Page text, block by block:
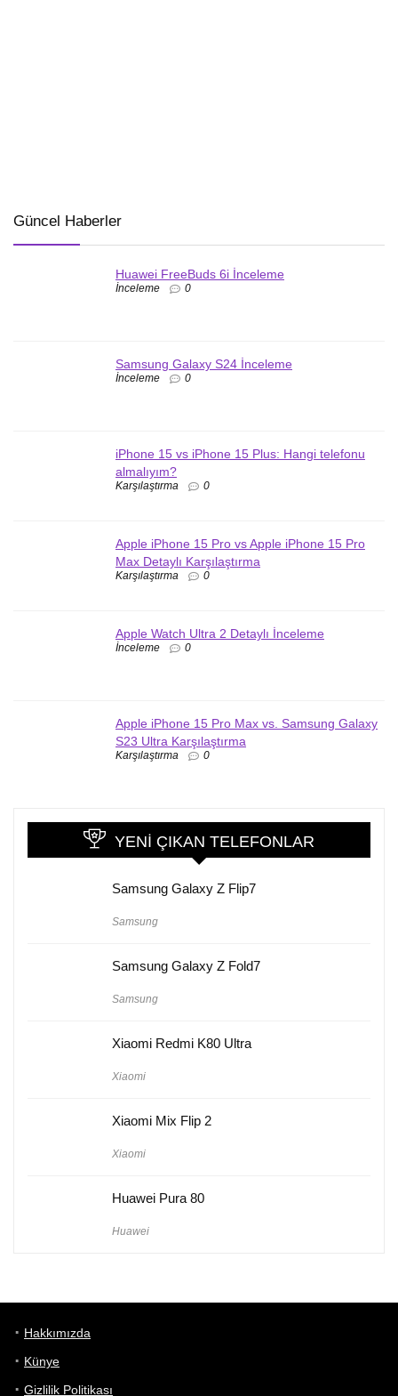
Güncel Haberler
Huawei FreeBuds 6i İnceleme
İnceleme 0
Samsung Galaxy S24 İnceleme
İnceleme 0
iPhone 15 vs iPhone 15 Plus: Hangi telefonu
almalıyım?
Karşılaştırma 0
Apple iPhone 15 Pro vs Apple iPhone 15 Pro
Max Detaylı Karşılaştırma
Karşılaştırma 0
Apple Watch Ultra 2 Detaylı İnceleme
İnceleme 0
Apple iPhone 15 Pro Max vs. Samsung Galaxy
S23 Ultra Karşılaştırma
Karşılaştırma 0
YENI ÇIKAN TELEFONLAR
Samsung Galaxy Z Flip7
Samsung
Samsung Galaxy Z Fold7
Samsung
Xiaomi Redmi K80 Ultra
Xiaomi
Xiaomi Mix Flip 2
Xiaomi
Huawei Pura 80
Huawei
Hakkımızda
Künye
Gizlilik Politikası